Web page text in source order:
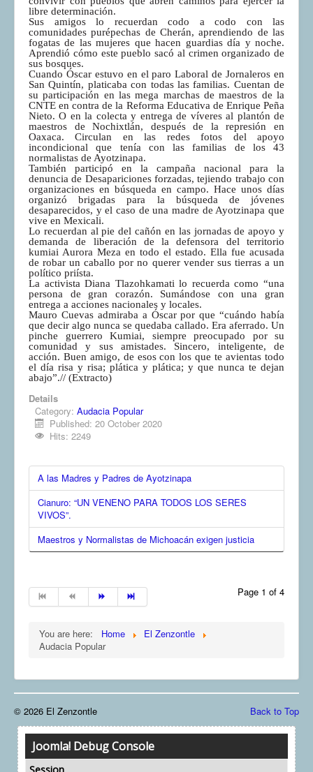
libre determinación.
Sus amigos lo recuerdan codo a codo con las
comunidades purépechas de Cherán, aprendiendo de las
fogatas de las mujeres que hacen guardias día y noche.
Aprendió cómo este pueblo sacó al crimen organizado de
sus bosques.
Cuando Óscar estuvo en el paro Laboral de Jornaleros en
San Quintín, platicaba con todas las familias. Cuentan de
su participación en las mega marchas de maestros de la
CNTE en contra de la Reforma Educativa de Enrique Peña
Nieto. O en la colecta y entrega de víveres al plantón de
maestros de Nochixtlán, después de la represión en
Oaxaca. Circulan en las redes fotos del apoyo
incondicional que tenía con las familias de los 43
normalistas de Ayotzinapa.
También participó en la campaña nacional para la
denuncia de Desapariciones forzadas, tejiendo trabajo con
organizaciones en búsqueda en campo. Hace unos días
organizó brigadas para la búsqueda de jóvenes
desaparecidos, y el caso de una madre de Ayotzinapa que
vive en Mexicali.
Lo recuerdan al pie del cañón en las jornadas de apoyo y
demanda de liberación de la defensora del territorio
kumiai Aurora Meza en todo el estado. Ella fue acusada
de robar un caballo por no querer vender sus tierras a un
político priísta.
La activista Diana Tlazohkamati lo recuerda como “una
persona de gran corazón. Sumándose con una gran
entrega a acciones nacionales y locales.
Mauro Cuevas admiraba a Óscar por que “cuándo había
que decir algo nunca se quedaba callado. Era aferrado. Un
pinche guerrero Kumiai, siempre preocupado por su
comunidad y sus amistades. Sincero, inteligente, de
acción. Buen amigo, de esos con los que te avientas todo
el día risa y risa; plática y plática; y que nunca te dejan
abajo”.// (Extracto)
Details
Category: Audacia Popular
Published: 20 October 2020
Hits: 2249
A las Madres y Padres de Ayotzinapa
Cianuro: “UN VENENO PARA TODOS LOS SERES
VIVOS”.
Maestros y Normalistas de Michoacán exigen justicia
Page 1 of 4
You are here: Home
El Zenzontle
Audacia Popular
Back to Top
© 2026 El Zenzontle
Joomla! Debug Console